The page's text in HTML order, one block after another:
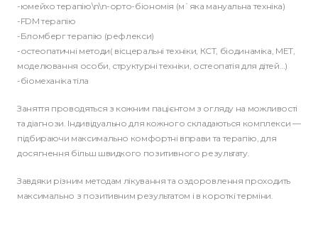
-юмейхо терапію\n\n-орто-біономія (м`яка мануальна техніка)
-FDM терапію
-Бломберг терапію (рефлекси)
-остеопатичні методи( вісцеральні техніки, КСТ, біодинаміка, МЕТ,
моделювання особи, структурні техніки, остеопатія для дітей…)
-біомеханіка тіла
Заняття проводяться з кожним пацієнтом з огляду на можливості
та діагнози. Індивідуально для кожного складаються комплекси —
підбираючи максимально комфортні вправи та терапію, для
досягнення більш швидкого позитивного результату.
Завдяки різним методам лікування та оздоровлення проходить
максимально з позитивним результатом і в короткі терміни.